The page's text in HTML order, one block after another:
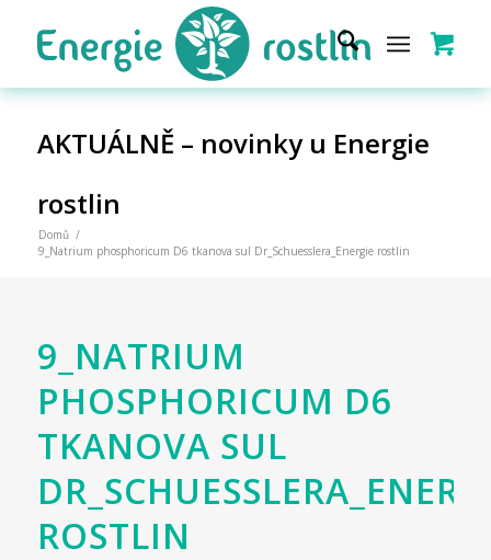
AKTUÁLNĚ – novinky u Energie
rostlin
Domů /
9_Natrium phosphoricum D6 tkanova sul Dr_Schuesslera_Energie rostlin
9_NATRIUM
PHOSPHORICUM D6
TKANOVA SUL
ROSTLIN